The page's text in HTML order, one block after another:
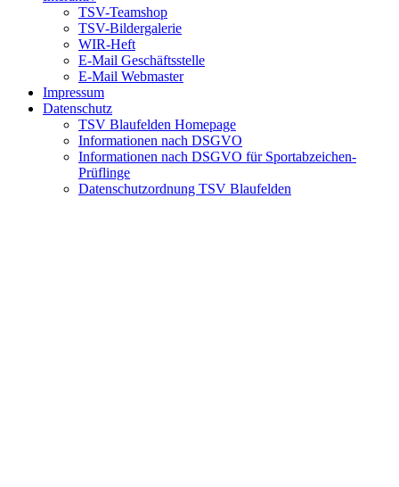
TSV-Teamshop
TSV-Bildergalerie
WIR-Heft
E-Mail Geschäftsstelle
E-Mail Webmaster
Impressum
Datenschutz
TSV Blaufelden Homepage
Informationen nach DSGVO
Informationen nach DSGVO für Sportabzeichen-
Prüflinge
Datenschutzordnung TSV Blaufelden